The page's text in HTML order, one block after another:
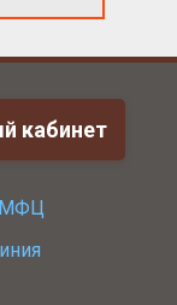
кабинет
МФЦ